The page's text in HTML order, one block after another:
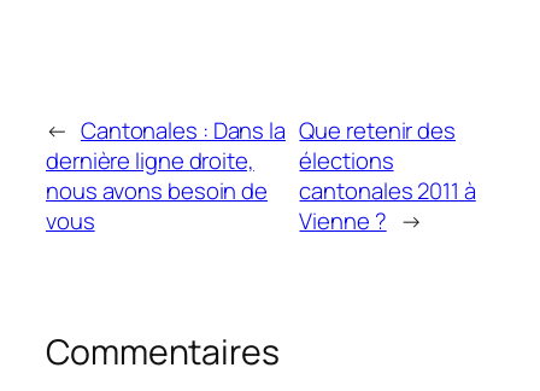
← Cantonales : Dans la
dernière ligne droite,
nous avons besoin de
vous
Que retenir des
élections
cantonales 2011 à
Vienne ? →
Commentaires